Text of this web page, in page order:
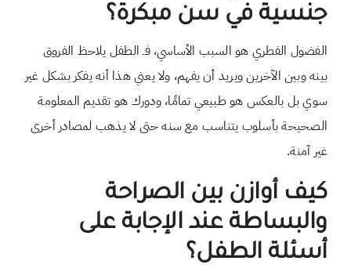
جنسية في سن مبكرة؟
الفضول الفطري هو السبب الأساسي، فـ الطفل يلاحظ الفروق
بينه وبين الآخرين ويريد أن يفهم، ولا يعني هذا أنه يفكر بشكل غير
سوي بل بالعكس هو طبيعي تمامًا، ودورك هو تقديم المعلومة
الصحيحة بأسلوب يتناسب مع سنه حتى لا يذهب لمصادر أخرى
غير آمنة.
كيف أوازن بين الصراحة
والبساطة عند الإجابة على
أسئلة الطفل؟